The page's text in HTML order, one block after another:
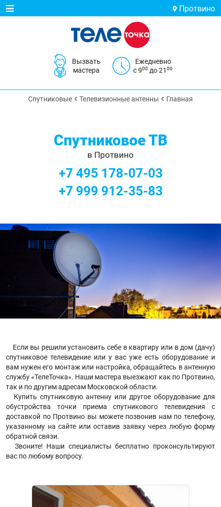
Протвино
Вызвать
мастера
Ежедневно
с 900 до 2100
Спутниковые Телевизионные антенны Главная
Спутниковое ТВ
в Протвино
+7 495 178-07-03
+7 999 912-35-83
Если вы решили установить себе в квартиру или в дом (дачу)
спутниковое телевидение или у вас уже есть оборудование и
вам нужен его монтаж или настройка, обращайтесь в антенную
службу «ТелеТочка». Наши мастера выезжают как по Протвино,
так и по другим адресам Московской области.
Купить спутниковую антенну или другое оборудование для
обустройства точки приема спутникового телевидения с
доставкой по Протвино вы можете позвонив нам по телефону,
указанному на сайте или оставив заявку через любую форму
обратной связи.
Звоните! Наши специалисты бесплатно проконсультируют
вас по любому вопросу.